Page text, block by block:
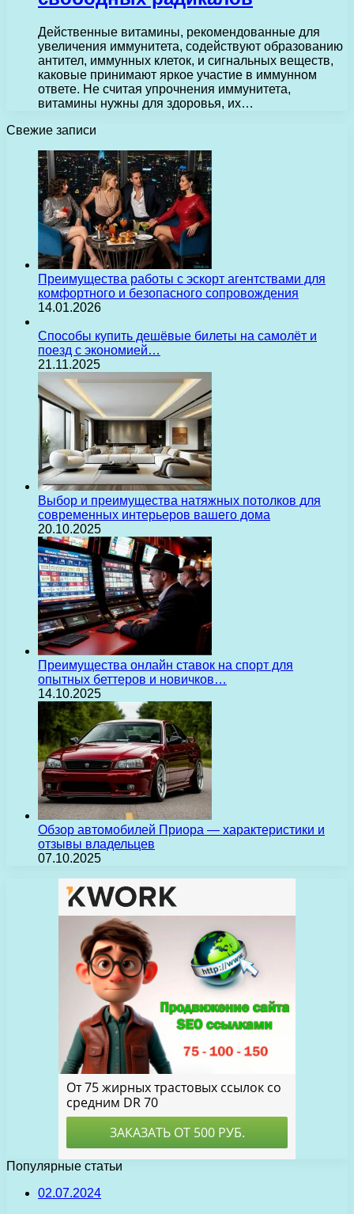
Действенные витамины, рекомендованные для
увеличения иммунитета, содействуют образованию
антител, иммунных клеток, и сигнальных веществ,
каковые принимают яркое участие в иммунном
ответе. Не считая упрочнения иммунитета,
витамины нужны для здоровья, их…
Свежие записи
Преимущества работы с эскорт агентствами для
комфортного и безопасного сопровождения
14.01.2026
Способы купить дешёвые билеты на самолёт и
поезд с экономией…
21.11.2025
Выбор и преимущества натяжных потолков для
современных интерьеров вашего дома
20.10.2025
Преимущества онлайн ставок на спорт для
опытных беттеров и новичков…
14.10.2025
Обзор автомобилей Приора — характеристики и
отзывы владельцев
07.10.2025
Популярные статьи
02.07.2024